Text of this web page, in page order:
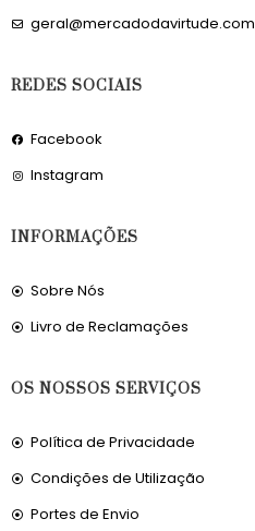
geral@mercadodavirtude.com
REDES SOCIAIS
Facebook
Instagram
INFORMAÇÕES
Sobre Nós
Livro de Reclamações
OS NOSSOS SERVIÇOS
Política de Privacidade
Condições de Utilização
Portes de Envio